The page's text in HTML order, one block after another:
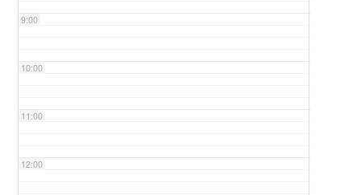
9:00
10:00
11:00
12:00